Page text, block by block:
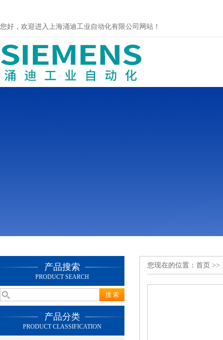
您好，欢迎进入上海涌迪工业自动化有限公司网站！
产品搜索
PRODUCT SEARCH
产品分类
PRODUCT CLASSIFICATION
您现在的位置： 首页 >>